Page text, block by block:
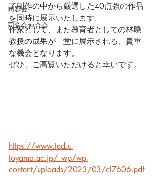
同窓会
同窓会連合会
了制作の中から厳選した40点強の作品
を同時に展示いたします。
作家として、また教育者としての林曉
教授の成果が一堂に展示される、貴重
な機会となります。
ぜひ、ご高覧いただけると幸いです。
https://www.tad.u-
toyama.ac.jp/_wp/wp-
content/uploads/2023/03/cl7606.pdf